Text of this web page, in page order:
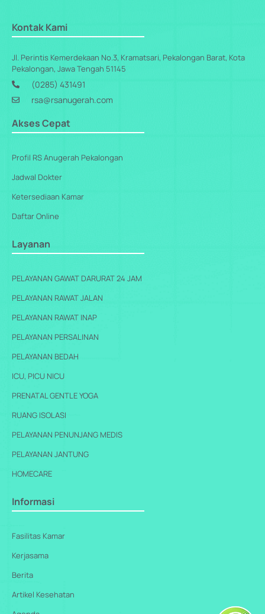
Kontak Kami
Jl. Perintis Kemerdekaan No.3, Kramatsari, Pekalongan Barat, Kota
Pekalongan, Jawa Tengah 51145
(0285) 431491
rsa@rsanugerah.com
Akses Cepat
Profil RS Anugerah Pekalongan
Jadwal Dokter
Ketersediaan Kamar
Daftar Online
Layanan
PELAYANAN GAWAT DARURAT 24 JAM
PELAYANAN RAWAT JALAN
PELAYANAN RAWAT INAP
PELAYANAN PERSALINAN
PELAYANAN BEDAH
ICU, PICU NICU
PRENATAL GENTLE YOGA
RUANG ISOLASI
PELAYANAN PENUNJANG MEDIS
PELAYANAN JANTUNG
HOMECARE
Informasi
Fasilitas Kamar
Kerjasama
Berita
Artikel Kesehatan